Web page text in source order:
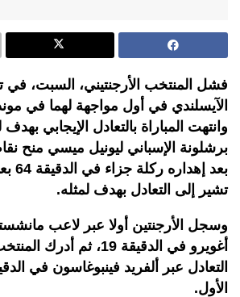
فشل المنتخب الأرجنتيني، السبت، في
الآيسلندي في أول مواجهة لهما في
وانتهت المباراة بالتعادل الإيجابي
برشلونة الإسباني ليونيل ميسي منح
بعد
تشير إلى التعادل بهدف لمثله.
وسجل الأرجنتين أولا عبر لاعب
أغويرو في الدقيقة 19، ثم
الأول.